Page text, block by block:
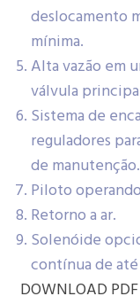
deslocamento
mínima.
Alta vazão em
válvula
Sistema de
reguladores
de manutenção.
Piloto
Retorno a ar.
Solenóide
contínua de
DOWNLOAD PDF